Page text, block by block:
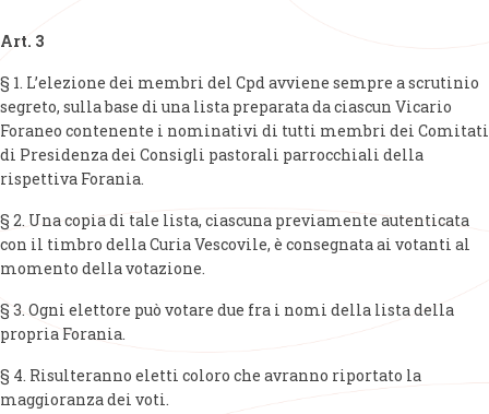
Art. 3
§ 1. L’elezione dei membri del Cpd avviene sempre a scrutinio
segreto, sulla base di una lista preparata da ciascun Vicario
Foraneo contenente i nominativi di tutti membri dei Comitati
di Presidenza dei Consigli pastorali parrocchiali della
rispettiva Forania.
§ 2. Una copia di tale lista, ciascuna previamente autenticata
con il timbro della Curia Vescovile, è consegnata ai votanti al
momento della votazione.
§ 3. Ogni elettore può votare due fra i nomi della lista della
propria Forania.
§ 4. Risulteranno eletti coloro che avranno riportato la
maggioranza dei voti.